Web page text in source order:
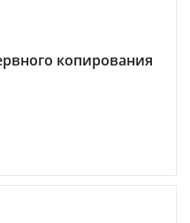
копирования